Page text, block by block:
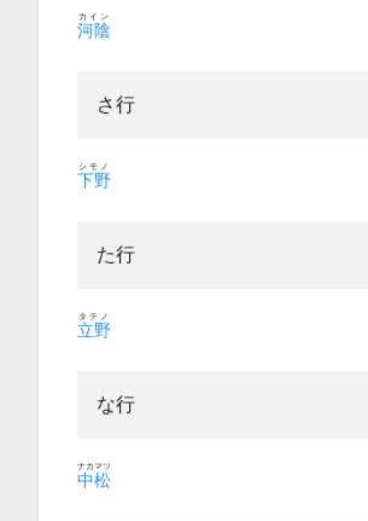
河陰
カイン
さ行
下野
シモノ
た行
立野
タテノ
な行
中松
ナカマツ